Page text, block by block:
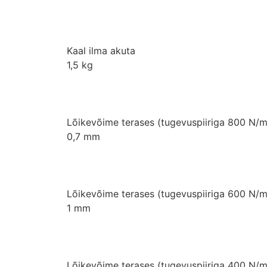
Kaal ilma akuta
1,5 kg
Lõikevõime terases (tugevuspiiriga 800 N/
0,7 mm
Lõikevõime terases (tugevuspiiriga 600 N/
1 mm